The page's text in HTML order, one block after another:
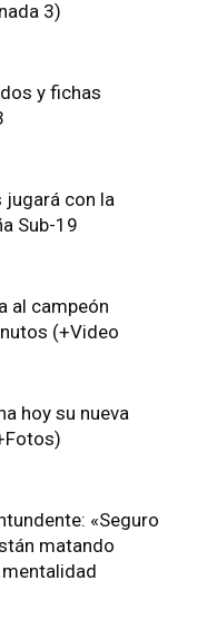
3)
y fichas
con la
Sub-19
al campeón
(+Video
hoy su nueva
«Seguro
matando